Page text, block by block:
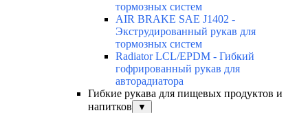
тормозных систем
AIR BRAKE SAE J1402 -
Экструдированный рукав для
тормозных систем
Radiator LCL/EPDM - Гибкий
гофрированный рукав для
авторадиатора
Гибкие рукава для пищевых продуктов и
напитков
▼